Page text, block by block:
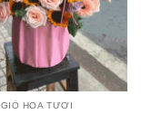
GIỎ HOA TƯƠI